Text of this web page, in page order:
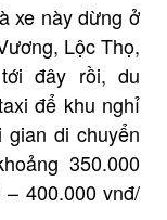
xe này dừng ở
Lộc Thọ,
đây rồi, du
để khu nghỉ
di chuyển
350.000
400.000 vnđ/